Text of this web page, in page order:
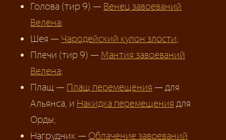
Голова (тир 9) — Венец завоеваний
Велена;
Шея — Чародейский кулон злости;
Плечи (тир 9) — Мантия завоеваний
Велена;
Плащ — Плащ перемещения — для
Альянса, и Накидка перемещения для
Орды;
Нагрудник — Облачение завоеваний